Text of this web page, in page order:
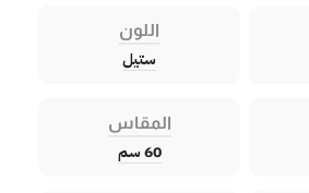
اللون
ستيل
المقاس
60 سم